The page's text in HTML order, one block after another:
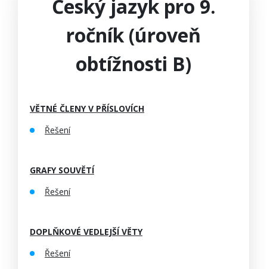
Český jazyk pro 9.
ročník (úroveň
obtížnosti B)
VĚTNÉ ČLENY V PŘÍSLOVÍCH
Řešení
GRAFY SOUVĚTÍ
Řešení
DOPLŇKOVÉ VEDLEJŠÍ VĚTY
Řešení